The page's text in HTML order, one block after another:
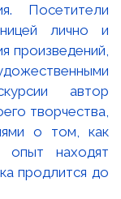
Посетители
лично и
произведений,
автор
творчества,
о том, как
опыт находят
продлится до